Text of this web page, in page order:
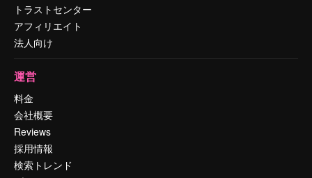
トラストセンター
アフィリエイト
法人向け
運営
料金
会社概要
Reviews
採用情報
検索トレンド